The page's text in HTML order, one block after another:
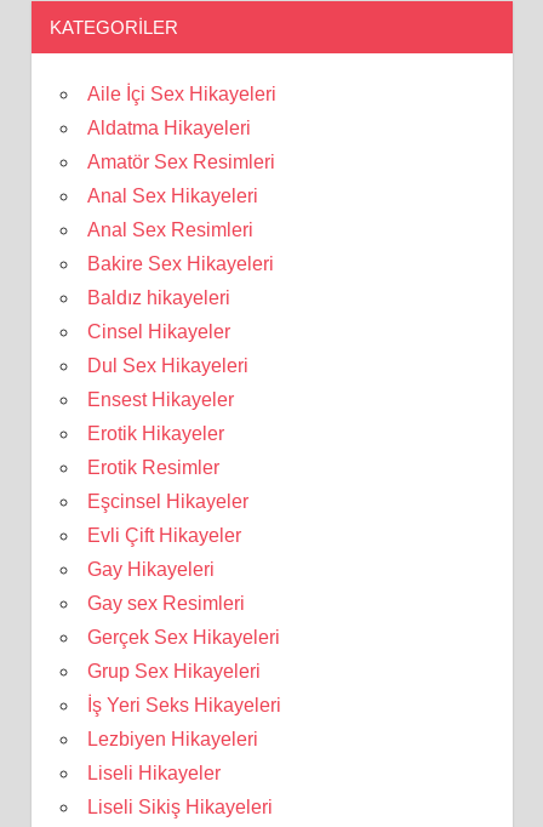
KATEGORILER
Aile İçi Sex Hikayeleri
Aldatma Hikayeleri
Amatör Sex Resimleri
Anal Sex Hikayeleri
Anal Sex Resimleri
Bakire Sex Hikayeleri
Baldız hikayeleri
Cinsel Hikayeler
Dul Sex Hikayeleri
Ensest Hikayeler
Erotik Hikayeler
Erotik Resimler
Eşcinsel Hikayeler
Evli Çift Hikayeler
Gay Hikayeleri
Gay sex Resimleri
Gerçek Sex Hikayeleri
Grup Sex Hikayeleri
İş Yeri Seks Hikayeleri
Lezbiyen Hikayeleri
Liseli Hikayeler
Liseli Sikiş Hikayeleri